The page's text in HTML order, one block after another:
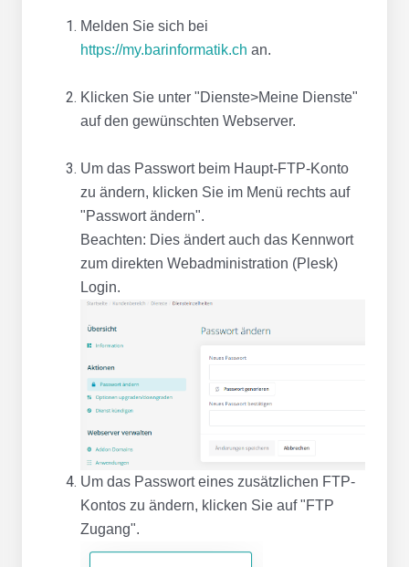
Melden Sie sich bei
https://my.barinformatik.ch an.
Klicken Sie unter "Dienste>Meine Dienste"
auf den gewünschten Webserver.
Um das Passwort beim Haupt-FTP-Konto
zu ändern, klicken Sie im Menü rechts auf
"Passwort ändern".
Beachten: Dies ändert auch das Kennwort
zum direkten Webadministration (Plesk)
Login.
Um das Passwort eines zusätzlichen FTP-
Kontos zu ändern, klicken Sie auf "FTP
Zugang".